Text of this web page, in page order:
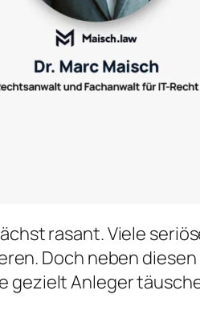
rasant. Viele
Doch neben
gezielt Anleger